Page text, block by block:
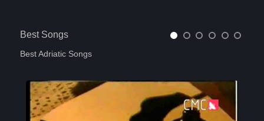
Best Songs
Best Adriatic Songs